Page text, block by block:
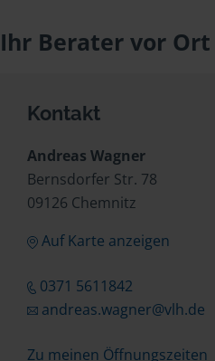
Ihr Berater vor Ort
Kontakt
Andreas Wagner
Bernsdorfer Str. 78
09126 Chemnitz
Auf Karte anzeigen
0371 5611842
andreas.wagner@vlh.de
Zu meinen Öffnungszeiten